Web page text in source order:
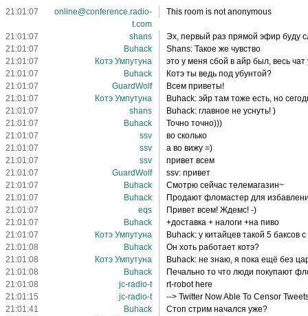
21:01:07
online@conference.radio-
t.com
This room is not anonymous
21:01:07 shans
Эх, первый раз прямой эфир буду
21:01:07
Buhack
Shans: Такое же чувство
21:01:07
Котэ Умпутуна
это у меня сбой в айр был, весь чат
21:01:07
Buhack
Котэ ты ведь под убунтой?
21:01:07
GuardWolf
Всем приветы!
21:01:07
Котэ Умпутуна
Buhack: эйр там тоже есть, но
21:01:07
shans
Buhack: главное не уснуть! )
21:01:07
Buhack
Точно точно)))
21:01:07
ssv
во сколько
21:01:07
ssv
а во вижу =)
21:01:07
ssv
привет всем
21:01:07
GuardWolf
ssv: привет
21:01:07
Buhack
Смотрю сейчас телемагазин~
21:01:07
Buhack
Продают фломастер для
21:01:07
eqs
Привет всем! Ждемс! -)
21:01:07
Buhack
+доставка + налоги +на пиво
21:01:07
Котэ Умпутуна
Buhack: у китайцев такой 5 баксов
21:01:08
Buhack
Он хоть работает котэ?
21:01:08
Котэ Умпутуна
Buhack: не знаю, я пока ещё без
21:01:08
Buhack
Печально то что люди покупают
21:01:08
jc-radio-t
rt-robot here
21:01:15
jc-radio-t
--> Twitter Now Able To Censor
21:01:41
Buhack
Стоп стрим начался уже?